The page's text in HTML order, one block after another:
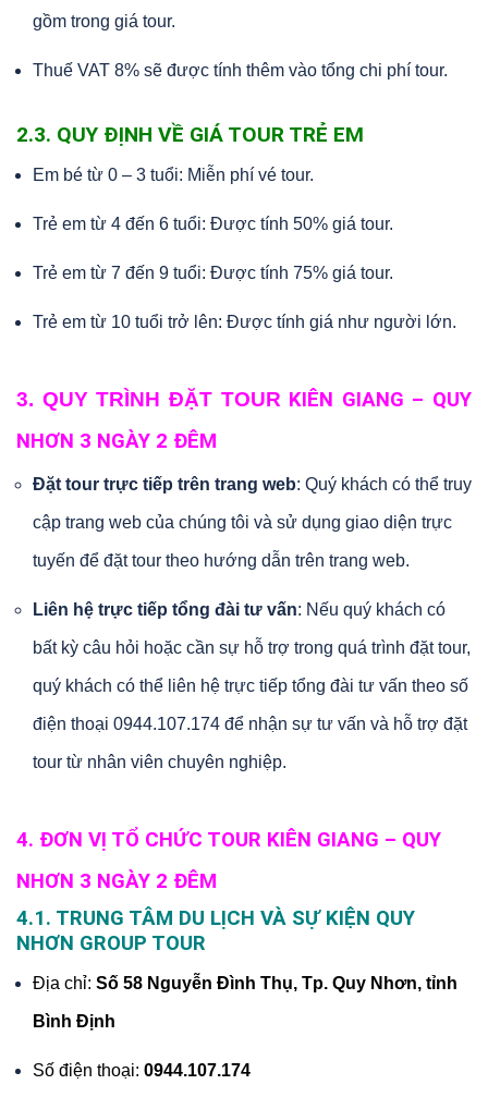
gồm trong giá tour.
Thuế VAT 8% sẽ được tính thêm vào tổng chi phí tour.
2.3. QUY ĐỊNH VỀ GIÁ TOUR TRẺ EM
Em bé từ 0 – 3 tuổi: Miễn phí vé tour.
Trẻ em từ 4 đến 6 tuổi: Được tính 50% giá tour.
Trẻ em từ 7 đến 9 tuổi: Được tính 75% giá tour.
Trẻ em từ 10 tuổi trở lên: Được tính giá như người lớn.
3. QUY TRÌNH ĐẶT TOUR KIÊN GIANG – QUY
NHƠN 3 NGÀY 2 ĐÊM
Đặt tour trực tiếp trên trang web: Quý khách có thể truy
cập trang web của chúng tôi và sử dụng giao diện trực
tuyến để đặt tour theo hướng dẫn trên trang web.
Liên hệ trực tiếp tổng đài tư vấn: Nếu quý khách có
bất kỳ câu hỏi hoặc cần sự hỗ trợ trong quá trình đặt tour,
quý khách có thể liên hệ trực tiếp tổng đài tư vấn theo số
điện thoại 0944.107.174 để nhận sự tư vấn và hỗ trợ đặt
tour từ nhân viên chuyên nghiệp.
4. ĐƠN VỊ TỔ CHỨC TOUR KIÊN GIANG – QUY
NHƠN 3 NGÀY 2 ĐÊM
4.1. TRUNG TÂM DU LỊCH VÀ SỰ KIỆN QUY
NHƠN GROUP TOUR
Địa chỉ: Số 58 Nguyễn Đình Thụ, Tp. Quy Nhơn, tỉnh
Bình Định
Số điện thoại: 0944.107.174